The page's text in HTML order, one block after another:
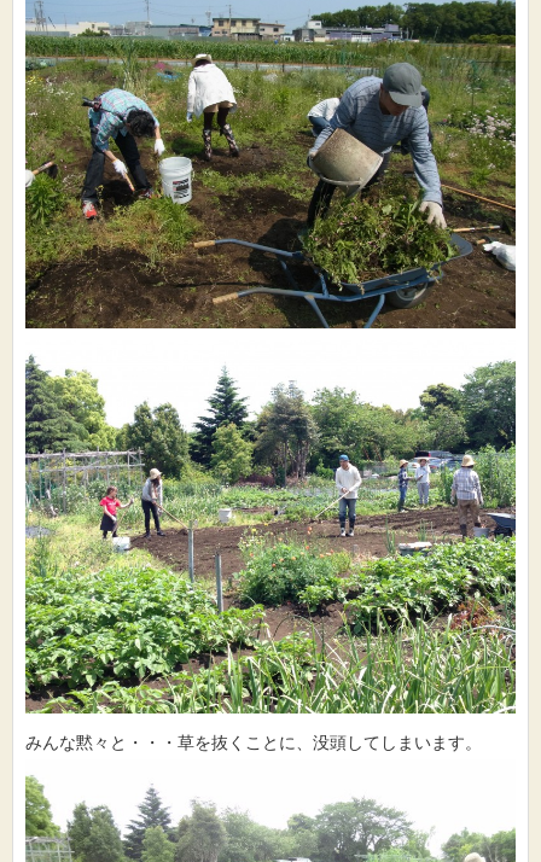
みんな黙々と・・・草を抜くことに、没頭してしまいます。